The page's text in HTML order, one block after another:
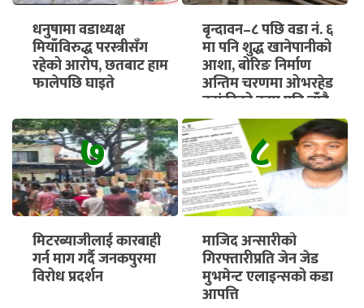
धनुषामा वडाध्यक्ष
मियाँविरुद्ध परस्त्रीसँग
रहेको आरोप, छतबाट हाम
फालेपछि घाइते
बृन्दावन–८ पछि वडा नं. ६
मा पनि शुद्ध खानेपानीको
आशा, बोरिङ निर्माण
अन्तिम चरणमा ओभरहेड
ट्यांकीको काम पनि चाँडै
सुरु हुने
७
मिटरब्याजीलाई कारबाही
गर्न माग गर्दै जनकपुरमा
विरोध प्रदर्शन
८
माजिद अन्सारीको
गिरफ्तारीप्रति जेन जेड
मुभमेन्ट एलाइन्सको कडा
आपत्ति